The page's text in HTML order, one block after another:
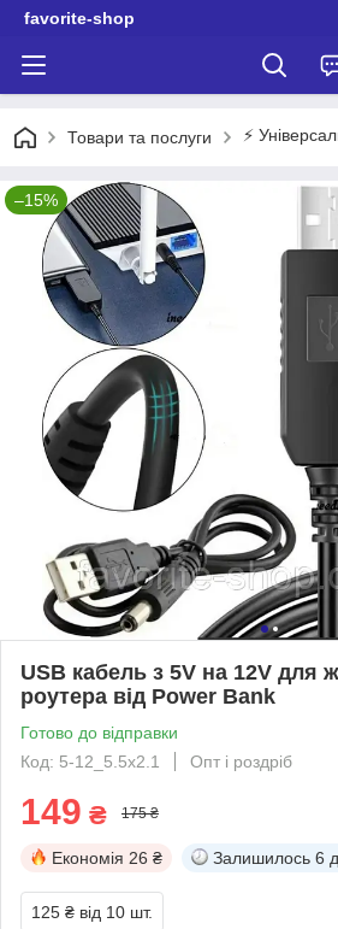
favorite-shop
Товари та послуги ⚡️
–15%
USB кабель з 5V на 12V для
роутера від Power Bank
Готово до відправки
Код: 5-12_5.5х2.1
Опт і роздріб
149 ₴ 175 ₴
Економія 26 ₴ Залишилось 6
125 ₴ від 10 шт.